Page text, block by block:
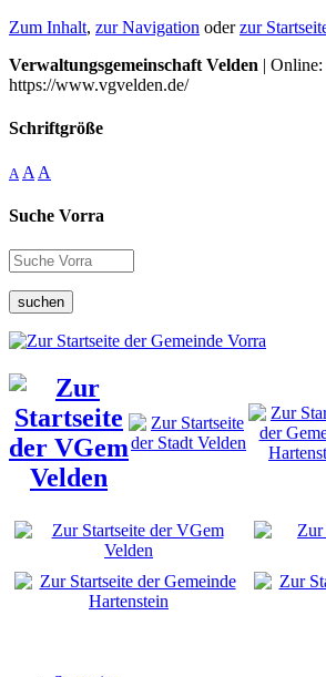
Zum Inhalt, zur Navigation oderzur
Verwaltungsgemeinschaft Velden | Online:
https://www.vgvelden.de/
Schriftgröße
A A A
Suche Vorra
suchen